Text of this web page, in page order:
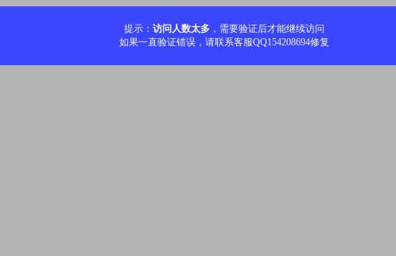
提示： 访问人数太多 ，需要验证后才能继续访问
如果一直验证错误，请联系客服QQ154208694修复